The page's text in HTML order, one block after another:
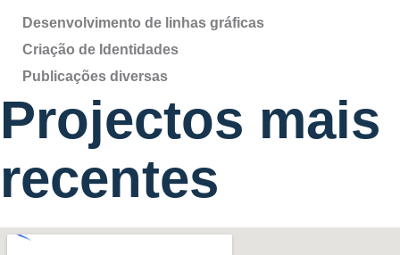
Desenvolvimento de linhas gráficas
Criação de Identidades
Publicações diversas
Projectos mais
recentes